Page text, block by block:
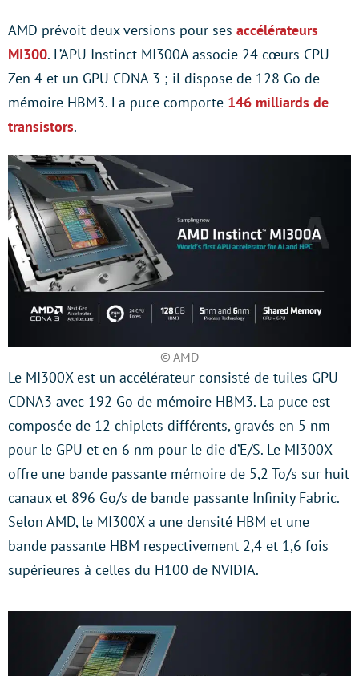
AMD prévoit deux versions pour ses accélérateurs
MI300. L’APU Instinct MI300A associe 24 cœurs CPU
Zen 4 et un GPU CDNA 3 ; il dispose de 128 Go de
mémoire HBM3. La puce comporte 146 milliards de
transistors.
© AMD
Le MI300X est un accélérateur consisté de tuiles GPU
CDNA3 avec 192 Go de mémoire HBM3. La puce est
composée de 12 chiplets différents, gravés en 5 nm
pour le GPU et en 6 nm pour le die d’E/S. Le MI300X
offre une bande passante mémoire de 5,2 To/s sur huit
canaux et 896 Go/s de bande passante Infinity Fabric.
Selon AMD, le MI300X a une densité HBM et une
bande passante HBM respectivement 2,4 et 1,6 fois
supérieures à celles du H100 de NVIDIA.